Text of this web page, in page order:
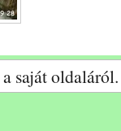
a saját oldaláról.